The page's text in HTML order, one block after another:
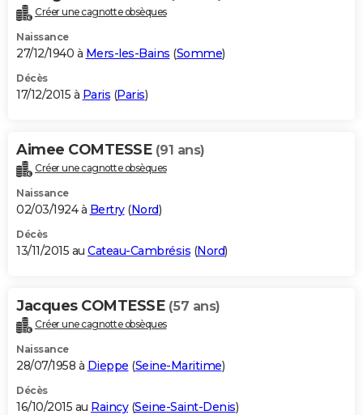
Créer une cagnotte obsèques
Naissance
27/12/1940 à Mers-les-Bains (Somme)
Décès
17/12/2015 à Paris (Paris)
Aimee COMTESSE (91 ans)
Créer une cagnotte obsèques
Naissance
02/03/1924 à Bertry(Nord)
Décès
13/11/2015 au Cateau-Cambrésis (Nord)
Jacques COMTESSE (57 ans)
Créer une cagnotte obsèques
Naissance
28/07/1958 à Dieppe (Seine-Maritime)
Décès
16/10/2015 au Raincy(Seine-Saint-Denis)